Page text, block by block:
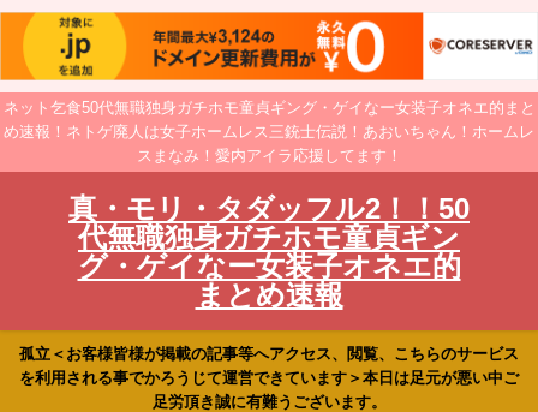
ネット乞食50代無職独身ガチホモ童貞ギング・ゲイなー女装子オネエ的まと
め速報！ネトゲ廃人は女子ホームレス三銃士伝説！あおいちゃん！ホームレ
スまなみ！愛内アイラ応援してます！
真・モリ・タダッフル2！！50
代無職独身ガチホモ童貞ギン
グ・ゲイなー女装子オネエ的
まとめ速報
孤立＜お客様皆様が掲載の記事等へアクセス、閲覧、こちらのサービス
を利用される事でかろうじて運営できています＞本日は足元が悪い中ご
足労頂き誠に有難うございます。